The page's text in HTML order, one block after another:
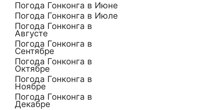
Погода Гонконга в Июне
Погода Гонконга в Июле
Погода Гонконга в
Августе
Погода Гонконга в
Сентябре
Погода Гонконга в
Октябре
Погода Гонконга в
Ноябре
Погода Гонконга в
Декабре